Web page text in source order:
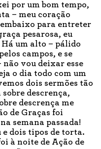
por um bom tempo,
– meu coração
para entreter
pesarosa, eu
um alto – pálido
campos, e se
vou deixar esse
o dia todo com um
dois sermões tão
descrença,
descrença me
de Graças foi
semana passada!
dois tipos de torta.
à noite de Ação de